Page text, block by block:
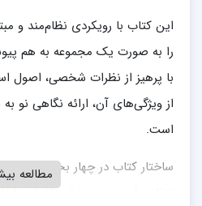
این کتاب با رویکردی نظام‌مند و
را به صورت یک مجموعه به هم
با پرهیز از نظرات شخصی، اصول
از ویژگی‌های آن، ارائه نگاهی نو
است.
ساختار کتاب در چهار بخش اصلی
تنظیم شده و هر بخش شامل
مطالعه